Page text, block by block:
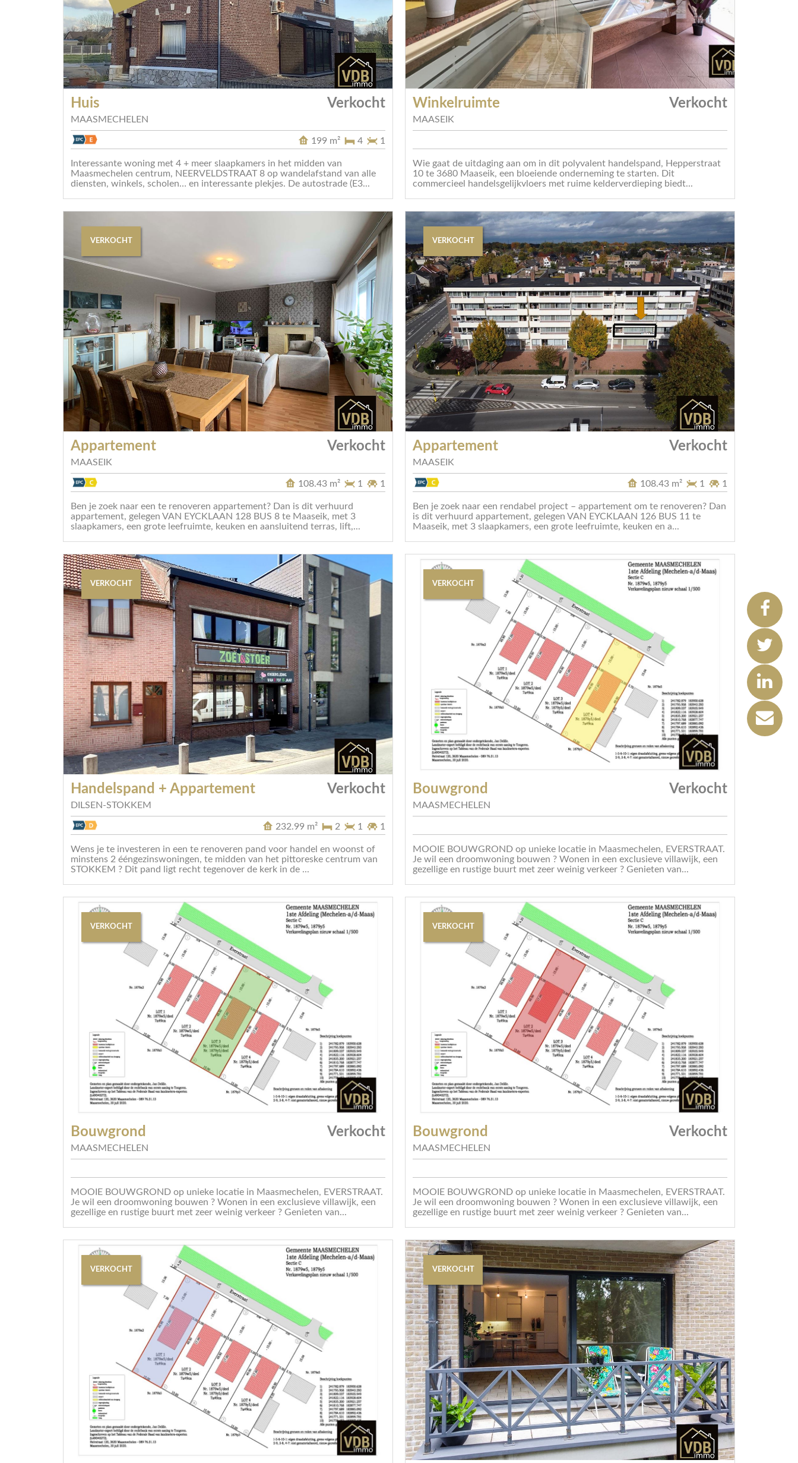
Huis Verkocht
MAASMECHELEN
1
4
199 m²
Interessante woning met 4 + meer slaapkamers in het midden van
Maasmechelen centrum, NEERVELDSTRAAT 8 op wandelafstand van alle
diensten, winkels, scholen… en interessante plekjes. De autostrade (E3...
Winkelruimte Verkocht
MAASEIK
Wie gaat de uitdaging aan om in dit polyvalent handelspand, Hepperstraat
10 te 3680 Maaseik, een bloeiende onderneming te starten. Dit
commercieel handelsgelijkvloers met ruime kelderverdieping biedt...
VERKOCHT
Appartement Verkocht
MAASEIK
1
1
108.43 m²
Ben je zoek naar een te renoveren appartement? Dan is dit verhuurd
appartement, gelegen VAN EYCKLAAN 128 BUS 8 te Maaseik, met 3
slaapkamers, een grote leefruimte, keuken en aansluitend terras, lift,...
VERKOCHT
Appartement Verkocht
MAASEIK
1
1
108.43 m²
Ben je zoek naar een rendabel project – appartement om te renoveren? Dan
is dit verhuurd appartement, gelegen VAN EYCKLAAN 126 BUS 11 te
Maaseik, met 3 slaapkamers, een grote leefruimte, keuken en a...
VERKOCHT
Handelspand + Appartement Verkocht
DILSEN-STOKKEM
1
1
2
232.99 m²
Wens je te investeren in een te renoveren pand voor handel en woonst of
minstens 2 ééngezinswoningen, te midden van het pittoreske centrum van
STOKKEM ? Dit pand ligt recht tegenover de kerk in de ...
VERKOCHT
Bouwgrond Verkocht
MAASMECHELEN
MOOIE BOUWGROND op unieke locatie in Maasmechelen, EVERSTRAAT.
Je wil een droomwoning bouwen ? Wonen in een exclusieve villawijk, een
gezellige en rustige buurt met zeer weinig verkeer ? Genieten van...
VERKOCHT
Bouwgrond Verkocht
MAASMECHELEN
MOOIE BOUWGROND op unieke locatie in Maasmechelen, EVERSTRAAT.
Je wil een droomwoning bouwen ? Wonen in een exclusieve villawijk, een
gezellige en rustige buurt met zeer weinig verkeer ? Genieten van...
VERKOCHT
Bouwgrond Verkocht
MAASMECHELEN
MOOIE BOUWGROND op unieke locatie in Maasmechelen, EVERSTRAAT.
Je wil een droomwoning bouwen ? Wonen in een exclusieve villawijk, een
gezellige en rustige buurt met zeer weinig verkeer ? Genieten van...
VERKOCHT VERKOCHT